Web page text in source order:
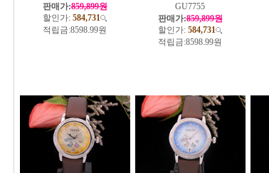
판매가:859,899원
할인가: 584,731
적립금:8598.99원
GU7755
판매가:859,899원
할인가: 584,731
적립금:8598.99원